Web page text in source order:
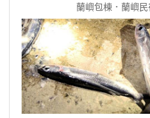
蘭嶼包棟．蘭嶼